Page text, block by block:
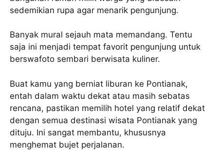
sedemikian rupa agar menarik pengunjung.
Banyak mural sejauh mata memandang. Tentu
saja ini menjadi tempat favorit pengunjung untuk
berswafoto sembari berwisata kuliner.
Buat kamu yang berniat liburan ke Pontianak,
entah dalam waktu dekat atau masih sebatas
rencana, pastikan memilih hotel yang relatif dekat
dengan semua destinasi wisata Pontianak yang
dituju. Ini sangat membantu, khususnya
menghemat bujet perjalanan.